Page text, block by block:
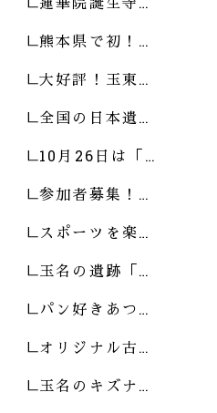
熊本県で初！…
大好評！玉東…
全国の日本遺…
10月26日は「…
参加者募集！…
スポーツを楽…
玉名の遺跡「…
パン好きあつ…
オリジナル古…
玉名のキズナ…